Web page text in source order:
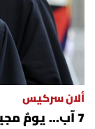
ألان سركيس
7 آب... يومٌ مجيد